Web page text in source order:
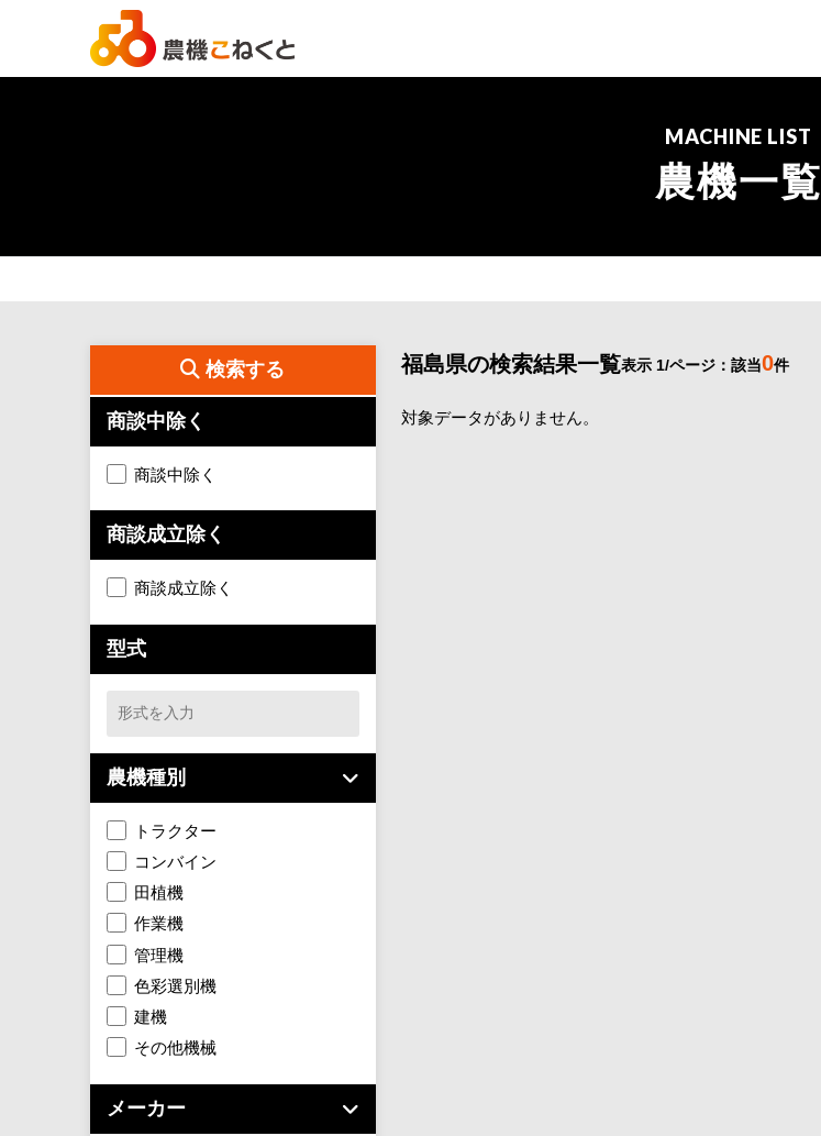
MACHINE LIST
農機一覧
検索する
商談中除く
商談中除く
商談成立除く
商談成立除く
型式
農機種別
トラクター
コンバイン
田植機
作業機
管理機
色彩選別機
建機
その他機械
メーカー
福島県の検索結果一覧表示 1/ページ：該当0件
対象データがありません。